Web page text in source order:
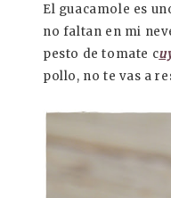
El guacamole es
no faltan en mi
pesto de tomate c
pollo, no te vas a